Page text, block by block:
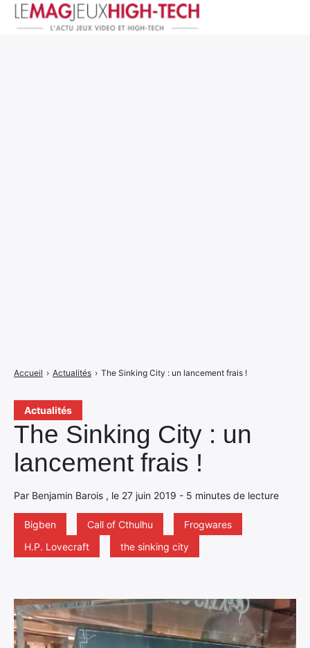
Actualités
The Sinking City : un
lancement frais !
Par Benjamin Barois , le 27 juin 2019 - 5 minutes de lecture
Bigben Call of Cthulhu
Frogwares
H.P. Lovecraft
the sinking city
Accueil › Actualités › The Sinking City : un lancement frais !